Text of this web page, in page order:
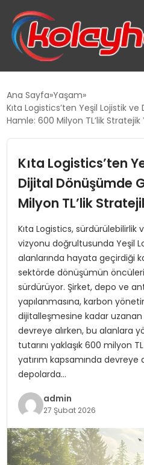
SUWEN’IN İSTIHDAM
TANYER YAPI ZEMIN
BÜYÜTTÜ
TOROSLAR’DA PAZAR
Ana Sayfa Yaşam
Kıta Logistics’ten Yeşil Lojistik
Hamle: 600 Milyon TL’lik Stratejik
Kıta Logistics’ten
Dijital Dönüşümde
Milyon TL’lik
Kıta Logistics, sürdürülebilirlik
vizyonu doğrultusunda Yeşil
alanlarında hayata geçirdiği
sektörde dönüşümün
sürdürüyor. Şirket, depo ve
yapılanmasına, karbon
dijitalleşmesine kadar uzanan
devreye alırken, bu alanlara
tutarını yaklaşık 600 milyon
yatırım kapsamında devreye
depolarda…
admin
27 Şubat 2026